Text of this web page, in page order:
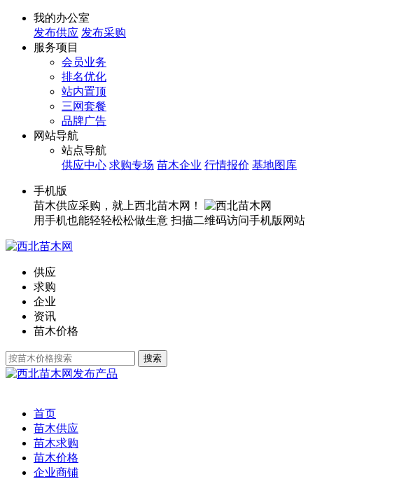
我的办公室
发布供应 发布采购
服务项目
会员业务
排名优化
站内置顶
三网套餐
品牌广告
网站导航
站点导航
供应中心 求购专场 苗木企业 行情报价 基地图库
手机版
苗木供应采购，就上西北苗木网！
用手机也能轻轻松松做生意 扫描二维码访问手机版网站
供应
求购
企业
资讯
苗木价格
发布产品
首页
苗木供应
苗木求购
苗木价格
企业商铺